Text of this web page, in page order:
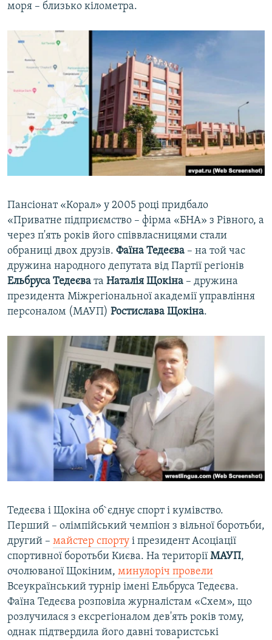
моря – близько кілометра.
Пансіонат «Корал» у 2005 році придбало
«Приватне підприємство – фірма «БНА» з Рівного, а
через п'ять років його співвласницями стали
обраниці двох друзів. Фаїна Тедеєва – на той час
дружина народного депутата від Партії регіонів
Ельбруса Тедеєва та Наталія Щокіна – дружина
президента Міжрегіональної академії управління
персоналом (МАУП) Ростислава Щокіна.
Тедеєва і Щокіна об`єднує спорт і кумівство.
Перший – олімпійський чемпіон з вільної боротьби,
другий – майстер спорту і президент Асоціації
спортивної боротьби Києва. На території МАУП,
очолюваної Щокіним, минулоріч провели
Всеукраїнський турнір імені Ельбруса Тедеєва.
Фаїна Тедеєва розповіла журналістам «Схем», що
розлучилася з ексрегіоналом дев'ять років тому,
однак підтвердила його давні товаристські